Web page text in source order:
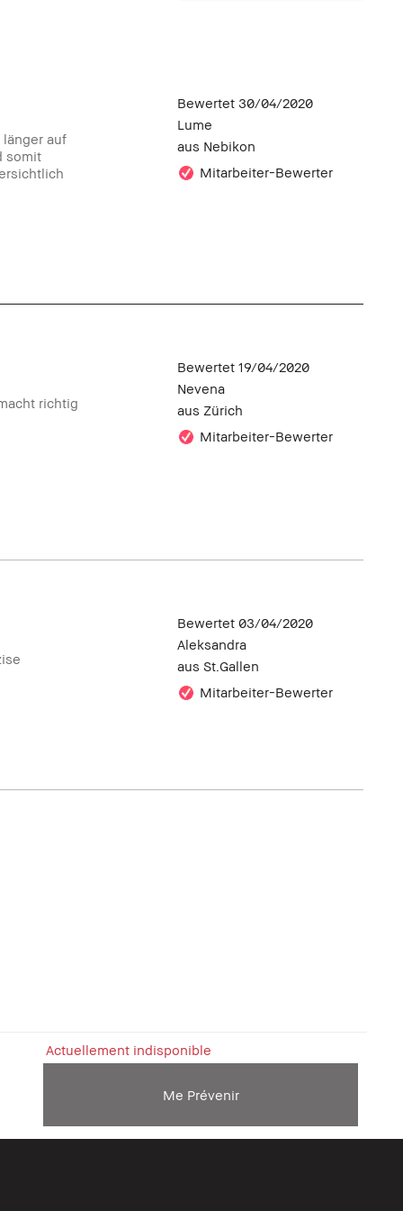
Bewertet 30/04/2020
Lume
aus Nebikon
Mitarbeiter-Bewerter
auf
somit
Bewertet 19/04/2020
Nevena
aus Zürich
Mitarbeiter-Bewerter
richtig
Bewertet 03/04/2020
Aleksandra
aus St.Gallen
Mitarbeiter-Bewerter
Actuellement indisponible
Me Prévenir